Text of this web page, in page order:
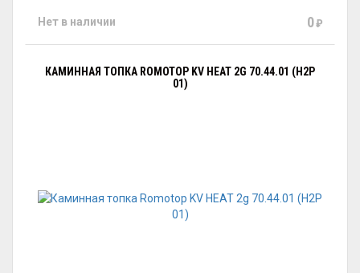
Нет в наличии 0₽
КАМИННАЯ ТОПКА ROMOTOP KV HEAT 2G 70.44.01 (H2P
01)